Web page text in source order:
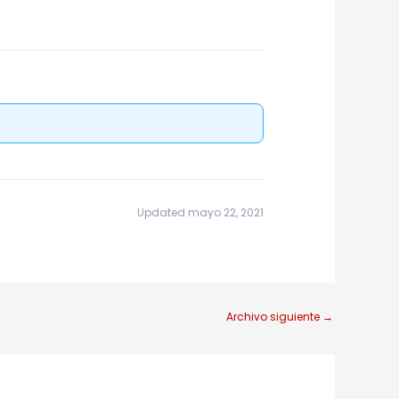
Updated mayo 22, 2021
Archivo siguiente →